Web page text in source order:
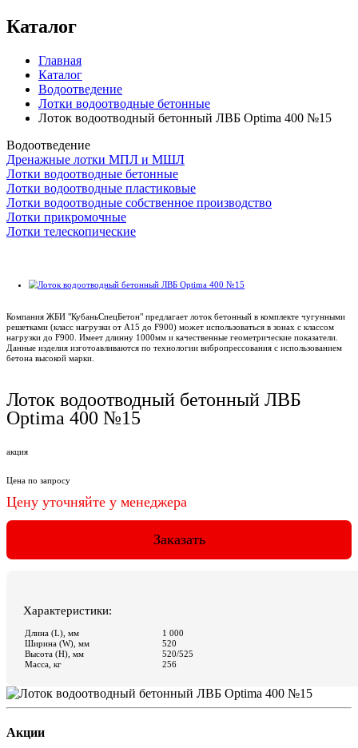
Каталог
Главная
Каталог
Водоотведение
Лотки водоотводные бетонные
Лоток водоотводный бетонный ЛВБ Optima 400 №15
Водоотведение
Дренажные лотки МПЛ и МШЛ
Лотки водоотводные бетонные
Лотки водоотводные пластиковые
Лотки водоотводные собственное производство
Лотки прикромочные
Лотки телескопические
Акции